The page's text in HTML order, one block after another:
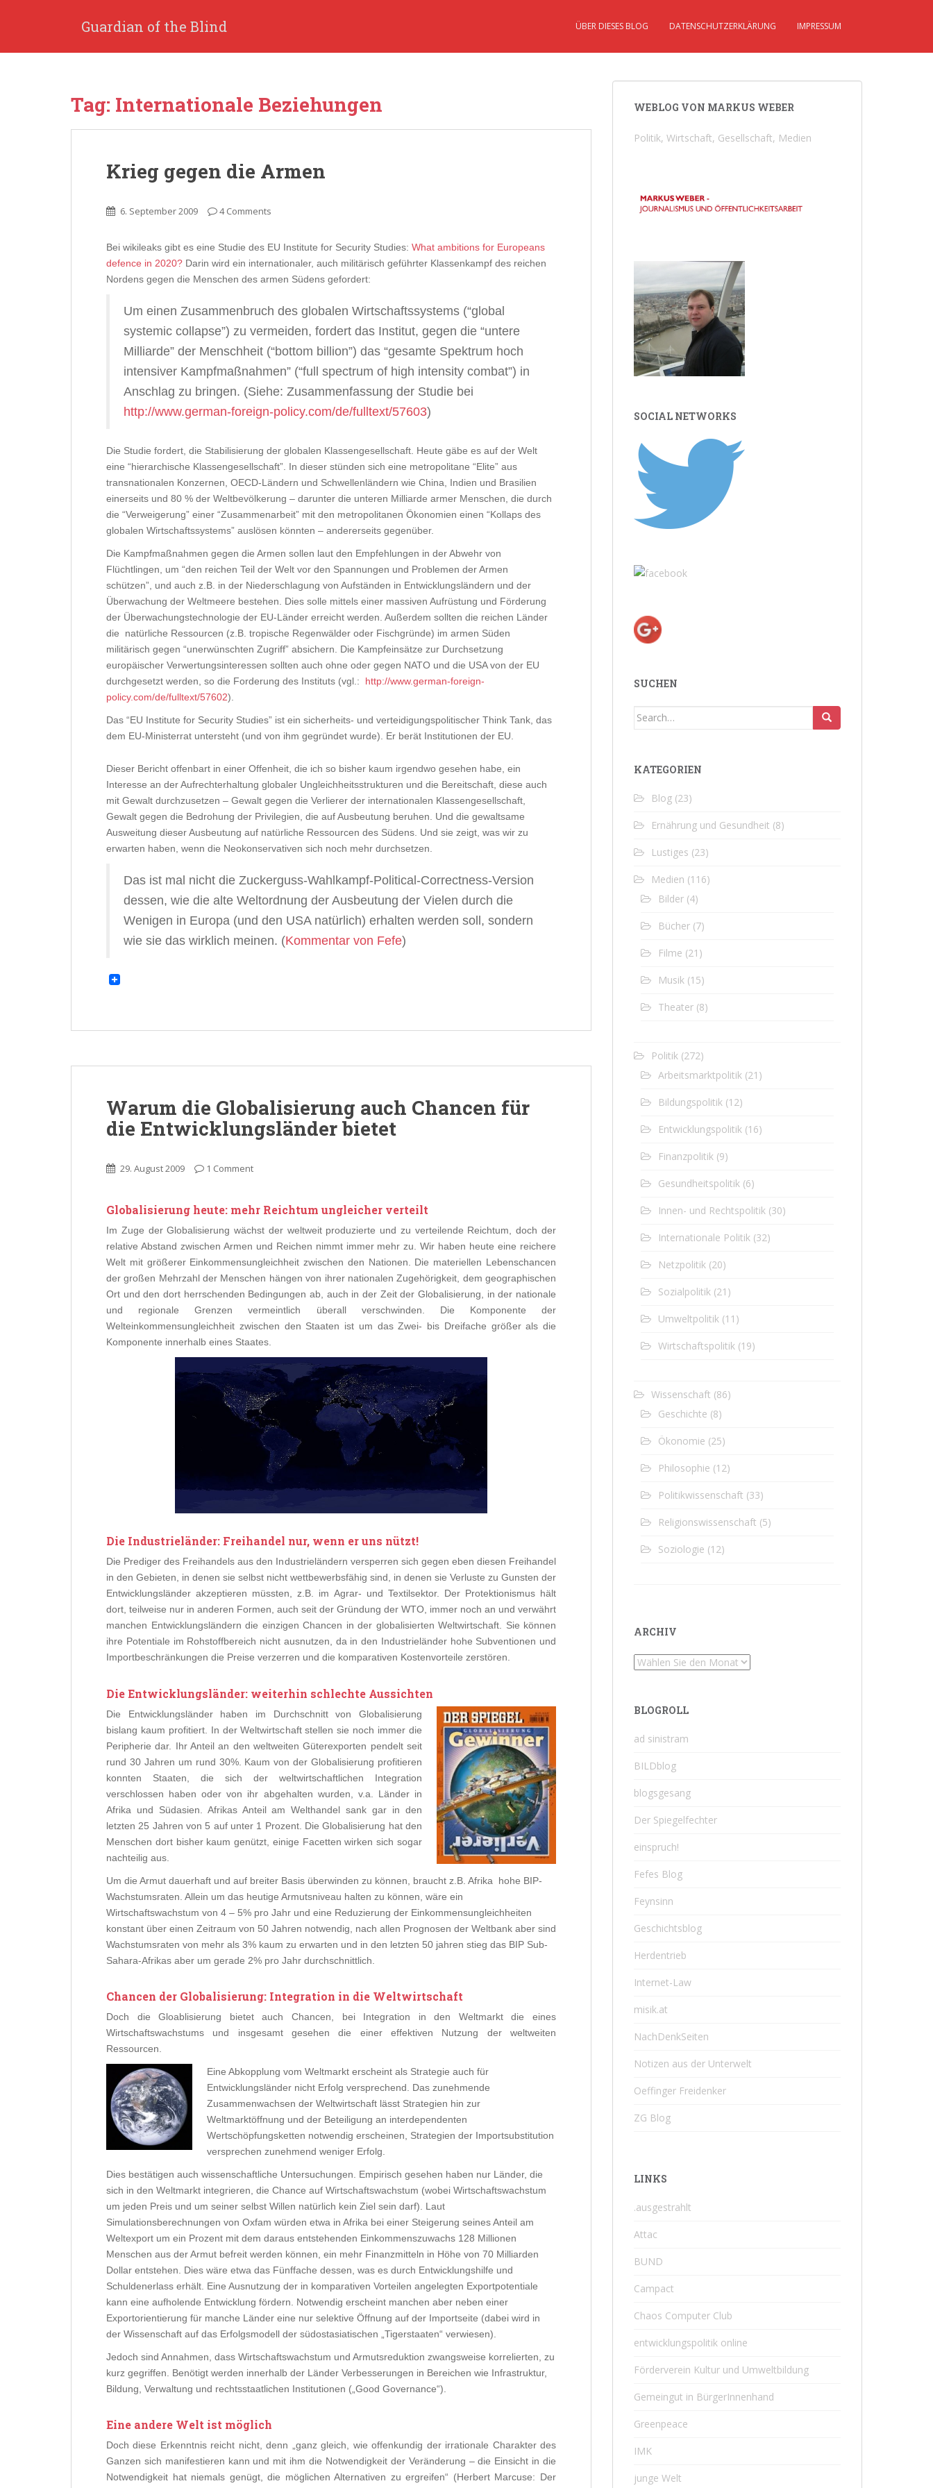
p
Guardian of the Blind ÜBER DIESES BLOG DATENSCHUTZERKLÄRUNG IMPRESSUM
Tag: Internationale Beziehungen
Krieg gegen die Armen
6. September 2009 4 Comments
Bei wikileaks gibt es eine Studie des EU Institute for Security Studies: What ambitions for Europeans
defence in 2020? Darin wird ein internationaler, auch militärisch geführter Klassenkampf des reichen
Nordens gegen die Menschen des armen Südens gefordert:
Um einen Zusammenbruch des globalen Wirtschaftssystems (“global
systemic collapse”) zu vermeiden, fordert das Institut, gegen die “untere
Milliarde” der Menschheit (“bottom billion”) das “gesamte Spektrum hoch
intensiver Kampfmaßnahmen” (“full spectrum of high intensity combat”) in
Anschlag zu bringen. (Siehe: Zusammenfassung der Studie bei
http://www.german-foreign-policy.com/de/fulltext/57603)
Die Studie fordert, die Stabilisierung der globalen Klassengesellschaft. Heute gäbe es auf der Welt
eine “hierarchische Klassengesellschaft”. In dieser stünden sich eine metropolitane “Elite” aus
transnationalen Konzernen, OECD-Ländern und Schwellenländern wie China, Indien und Brasilien
einerseits und 80 % der Weltbevölkerung – darunter die unteren Milliarde armer Menschen, die durch
die “Verweigerung” einer “Zusammenarbeit” mit den metropolitanen Ökonomien einen “Kollaps des
globalen Wirtschaftssystems” auslösen könnten – andererseits gegenüber.
Die Kampfmaßnahmen gegen die Armen sollen laut den Empfehlungen in der Abwehr von
Flüchtlingen, um “den reichen Teil der Welt vor den Spannungen und Problemen der Armen
schützen”, und auch z.B. in der Niederschlagung von Aufständen in Entwicklungsländern und der
Überwachung der Weltmeere bestehen. Dies solle mittels einer massiven Aufrüstung und Förderung
der Überwachungstechnologie der EU-Länder erreicht werden. Außerdem sollten die reichen Länder
die natürliche Ressourcen (z.B. tropische Regenwälder oder Fischgründe) im armen Süden
militärisch gegen “unerwünschten Zugriff” absichern. Die Kampfeinsätze zur Durchsetzung
europäischer Verwertungsinteressen sollten auch ohne oder gegen NATO und die USA von der EU
durchgesetzt werden, so die Forderung des Instituts (vgl.: http://www.german-foreign-
policy.com/de/fulltext/57602).
Das “EU Institute for Security Studies” ist ein sicherheits- und verteidigungspolitischer Think Tank, das
dem EU-Ministerrat untersteht (und von ihm gegründet wurde). Er berät Institutionen der EU.
Dieser Bericht offenbart in einer Offenheit, die ich so bisher kaum irgendwo gesehen habe, ein
Interesse an der Aufrechterhaltung globaler Ungleichheitsstrukturen und die Bereitschaft, diese auch
mit Gewalt durchzusetzen – Gewalt gegen die Verlierer der internationalen Klassengesellschaft,
Gewalt gegen die Bedrohung der Privilegien, die auf Ausbeutung beruhen. Und die gewaltsame
Ausweitung dieser Ausbeutung auf natürliche Ressourcen des Südens. Und sie zeigt, was wir zu
erwarten haben, wenn die Neokonservativen sich noch mehr durchsetzen.
Das ist mal nicht die Zuckerguss-Wahlkampf-Political-Correctness-Version
dessen, wie die alte Weltordnung der Ausbeutung der Vielen durch die
Wenigen in Europa (und den USA natürlich) erhalten werden soll, sondern
wie sie das wirklich meinen. (Kommentar von Fefe)
Warum die Globalisierung auch Chancen für
die Entwicklungsländer bietet
29. August 2009 1 Comment
Globalisierung heute: mehr Reichtum ungleicher verteilt
Im Zuge der Globalisierung wächst der weltweit produzierte und zu verteilende Reichtum, doch der
relative Abstand zwischen Armen und Reichen nimmt immer mehr zu. Wir haben heute eine reichere
Welt mit größerer Einkommensungleichheit zwischen den Nationen. Die materiellen Lebenschancen
der großen Mehrzahl der Menschen hängen von ihrer nationalen Zugehörigkeit, dem geographischen
Ort und den dort herrschenden Bedingungen ab, auch in der Zeit der Globalisierung, in der nationale
und regionale Grenzen vermeintlich überall verschwinden. Die Komponente der
Welteinkommensungleichheit zwischen den Staaten ist um das Zwei- bis Dreifache größer als die
Komponente innerhalb eines Staates.
Die Industrieländer: Freihandel nur, wenn er uns nützt!
Die Prediger des Freihandels aus den Industrieländern versperren sich gegen eben diesen Freihandel
in den Gebieten, in denen sie selbst nicht wettbewerbsfähig sind, in denen sie Verluste zu Gunsten der
Entwicklungsländer akzeptieren müssten, z.B. im Agrar- und Textilsektor. Der Protektionismus hält
dort, teilweise nur in anderen Formen, auch seit der Gründung der WTO, immer noch an und verwährt
manchen Entwicklungsländern die einzigen Chancen in der globalisierten Weltwirtschaft. Sie können
ihre Potentiale im Rohstoffbereich nicht ausnutzen, da in den Industrieländer hohe Subventionen und
Importbeschränkungen die Preise verzerren und die komparativen Kostenvorteile zerstören.
Die Entwicklungsländer: weiterhin schlechte Aussichten
Die Entwicklungsländer haben im Durchschnitt von Globalisierung
bislang kaum profitiert. In der Weltwirtschaft stellen sie noch immer die
Peripherie dar. Ihr Anteil an den weltweiten Güterexporten pendelt seit
rund 30 Jahren um rund 30%. Kaum von der Globalisierung profitieren
konnten Staaten, die sich der weltwirtschaftlichen Integration
verschlossen haben oder von ihr abgehalten wurden, v.a. Länder in
Afrika und Südasien. Afrikas Anteil am Welthandel sank gar in den
letzten 25 Jahren von 5 auf unter 1 Prozent. Die Globalisierung hat den
Menschen dort bisher kaum genützt, einige Facetten wirken sich sogar
nachteilig aus.
Um die Armut dauerhaft und auf breiter Basis überwinden zu können, braucht z.B. Afrika hohe BIP-
Wachstumsraten. Allein um das heutige Armutsniveau halten zu können, wäre ein
Wirtschaftswachstum von 4 – 5% pro Jahr und eine Reduzierung der Einkommensungleichheiten
konstant über einen Zeitraum von 50 Jahren notwendig, nach allen Prognosen der Weltbank aber sind
Wachstumsraten von mehr als 3% kaum zu erwarten und in den letzten 50 jahren stieg das BIP Sub-
Sahara-Afrikas aber um gerade 2% pro Jahr durchschnittlich.
Chancen der Globalisierung: Integration in die Weltwirtschaft
Doch die Gloablisierung bietet auch Chancen, bei Integration in den Weltmarkt die eines
Wirtschaftswachstums und insgesamt gesehen die einer effektiven Nutzung der weltweiten
Ressourcen.
Eine Abkopplung vom Weltmarkt erscheint als Strategie auch für
Entwicklungsländer nicht Erfolg versprechend. Das zunehmende
Zusammenwachsen der Weltwirtschaft lässt Strategien hin zur
Weltmarktöffnung und der Beteiligung an interdependenten
Wertschöpfungsketten notwendig erscheinen, Strategien der Importsubstitution
versprechen zunehmend weniger Erfolg.
Dies bestätigen auch wissenschaftliche Untersuchungen. Empirisch gesehen haben nur Länder, die
sich in den Weltmarkt integrieren, die Chance auf Wirtschaftswachstum (wobei Wirtschaftswachstum
um jeden Preis und um seiner selbst Willen natürlich kein Ziel sein darf). Laut
Simulationsberechnungen von Oxfam würden etwa in Afrika bei einer Steigerung seines Anteil am
Weltexport um ein Prozent mit dem daraus entstehenden Einkommenszuwachs 128 Millionen
Menschen aus der Armut befreit werden können, ein mehr Finanzmitteln in Höhe von 70 Milliarden
Dollar entstehen. Dies wäre etwa das Fünffache dessen, was es durch Entwicklungshilfe und
Schuldenerlass erhält. Eine Ausnutzung der in komparativen Vorteilen angelegten Exportpotentiale
kann eine aufholende Entwicklung fördern. Notwendig erscheint manchen aber neben einer
Exportorientierung für manche Länder eine nur selektive Öffnung auf der Importseite (dabei wird in
der Wissenschaft auf das Erfolgsmodell der südostasiatischen „Tigerstaaten“ verwiesen).
Jedoch sind Annahmen, dass Wirtschaftswachstum und Armutsreduktion zwangsweise korrelierten, zu
kurz gegriffen. Benötigt werden innerhalb der Länder Verbesserungen in Bereichen wie Infrastruktur,
Bildung, Verwaltung und rechtsstaatlichen Institutionen („Good Governance“).
Eine andere Welt ist möglich
Doch diese Erkenntnis reicht nicht, denn „ganz gleich, wie offenkundig der irrationale Charakter des
Ganzen sich manifestieren kann und mit ihm die Notwendigkeit der Veränderung – die Einsicht in die
Notwendigkeit hat niemals genügt, die möglichen Alternativen zu ergreifen“ (Herbert Marcuse: Der
WEBLOG VON MARKUS WEBER
Politik, Wirtschaft, Gesellschaft, Medien
SOCIAL NETWORKS
SUCHEN
Search
KATEGORIEN
Blog (23)
Ernährung und Gesundheit (8)
Lustiges (23)
Medien (116)
Bilder (4)
Bücher (7)
Filme (21)
Musik (15)
Theater (8)
Politik (272)
Arbeitsmarktpolitik (21)
Bildungspolitik (12)
Entwicklungspolitik (16)
Finanzpolitik (9)
Gesundheitspolitik (6)
Innen- und Rechtspolitik (30)
Internationale Politik (32)
Netzpolitik (20)
Sozialpolitik (21)
Umweltpolitik (11)
Wirtschaftspolitik (19)
Wissenschaft (86)
Geschichte (8)
Ökonomie (25)
Philosophie (12)
Politikwissenschaft (33)
Religionswissenschaft (5)
Soziologie (12)
ARCHIV
Archiv
BLOGROLL
ad sinistram
BILDblog
blogsgesang
Der Spiegelfechter
einspruch!
Fefes Blog
Feynsinn
Geschichtsblog
Herdentrieb
Internet-Law
misik.at
NachDenkSeiten
Notizen aus der Unterwelt
Oeffinger Freidenker
ZG Blog
LINKS
.ausgestrahlt
Attac
BUND
Campact
Chaos Computer Club
entwicklungspolitik online
Förderverein Kultur und Umweltbildung
Gemeingut in BürgerInnenhand
Greenpeace
IMK
junge Welt